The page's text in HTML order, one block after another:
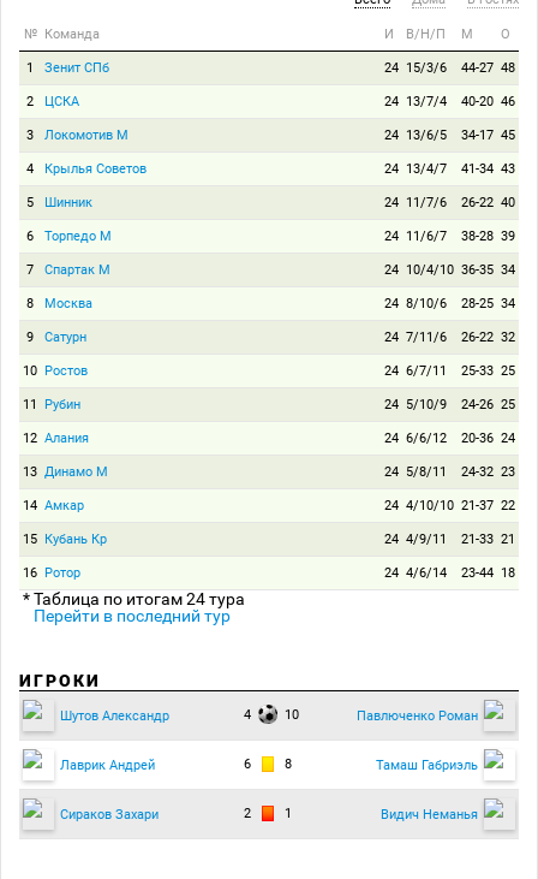
№ Команда И В/Н/П М О
1 Зенит СПб 24 15/3/6 44-27 48
2 ЦСКА 24 13/7/4 40-20 46
3 Локомотив М 24 13/6/5 34-17 45
4 Крылья Советов 24 13/4/7 41-34 43
5 Шинник 24 11/7/6 26-22 40
6 Торпедо М 24 11/6/7 38-28 39
7 Спартак М 24 10/4/10 36-35 34
8 Москва 24 8/10/6 28-25 34
9 Сатурн 24 7/11/6 26-22 32
10 Ростов 24 6/7/11 25-33 25
11 Рубин 24 5/10/9 24-26 25
12 Алания 24 6/6/12 20-36 24
13 Динамо М 24 5/8/11 24-32 23
14 Амкар 24 4/10/10 21-37 22
15 Кубань Кр 24 4/9/11 21-33 21
16 Ротор 24 4/6/14 23-44 18
* Таблица по итогам 24 тура
Перейти в последний тур
ИГРОКИ
Шутов Александр 4 10 Павлюченко Роман
Лаврик Андрей 6 8 Тамаш Габриэль
Сираков Захари 2 1 Видич Неманья